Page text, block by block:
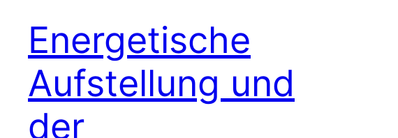
Energetische
Aufstellung und
der